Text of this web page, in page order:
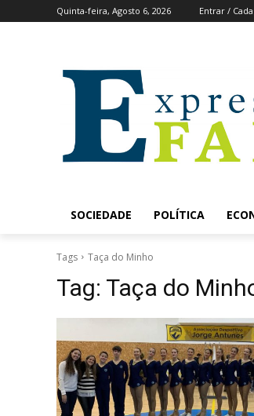
Quinta-feira, Agosto 6, 2026 Entrar /
SOCIEDADE POLÍTICA
Tags Taça do Minho
Tag: Taça do